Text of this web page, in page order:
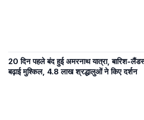
20 दिन पहले बंद हुई अमरनाथ यात्रा, बारिश-
बढ़ाई मुश्किल, 4.8 लाख श्रद्धालुओं ने किए दर्शन